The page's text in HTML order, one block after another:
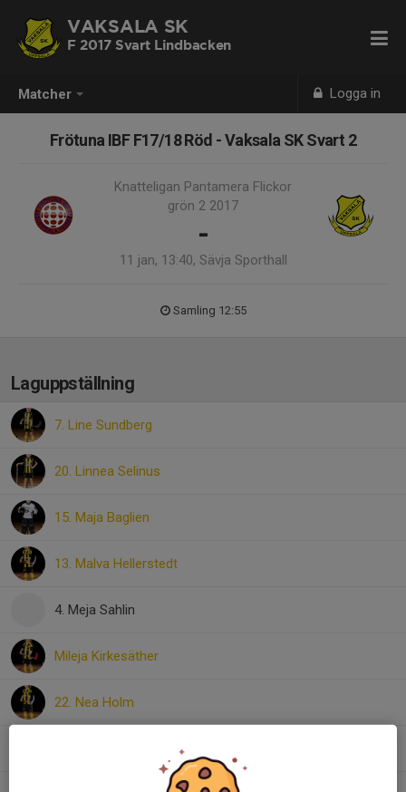
Matcher Logga in
VAKSALA SK
F 2017 Svart Lindbacken
Frötuna IBF F17/18 Röd - Vaksala SK Svart 2
Knatteligan Pantamera Flickor
grön 2 2017
-
11 jan, 13:40, Sävja Sporthall
Samling 12:55
Laguppställning
7. Line Sundberg
20. Linnea Selinus
15. Maja Baglien
13. Malva Hellerstedt
4. Meja Sahlin
Mileja Kirkesäther
22. Nea Holm